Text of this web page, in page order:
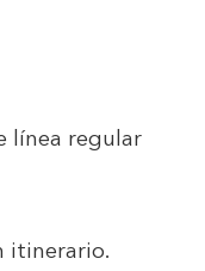
línea regular
itinerario.